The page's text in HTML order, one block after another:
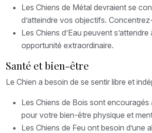
Les Chiens de Métal devraient se
d’atteindre vos objectifs.
Les Chiens d’Eau peuvent
opportunité extraordinaire.
Santé et bien-être
Le Chien a besoin de se sentir libre et
Les Chiens de Bois sont
pour votre bien-être physique et
Les Chiens de Feu ont besoin